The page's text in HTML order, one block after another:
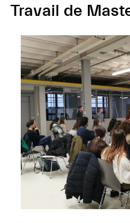
Travail de